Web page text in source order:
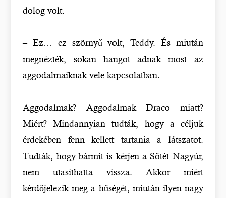
dolog volt.
– Ez… ez szörnyű volt, Teddy. És miután
megnézték, sokan hangot adnak most az
aggodalmaiknak vele kapcsolatban.
Aggodalmak? Aggodalmak Draco miatt?
Miért? Mindannyian tudták, hogy a céljuk
érdekében fenn kellett tartania a látszatot.
Tudták, hogy bármit is kérjen a Sötét Nagyúr,
nem utasíthatta vissza. Akkor miért
kérdőjelezik meg a hűségét, miután ilyen nagy